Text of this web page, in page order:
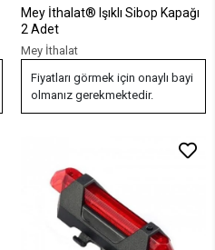
Mey İthalat® Işıklı Sibop Kapağı
2 Adet
Mey İthalat
Fiyatları görmek için onaylı bayi
olmanız gerekmektedir.